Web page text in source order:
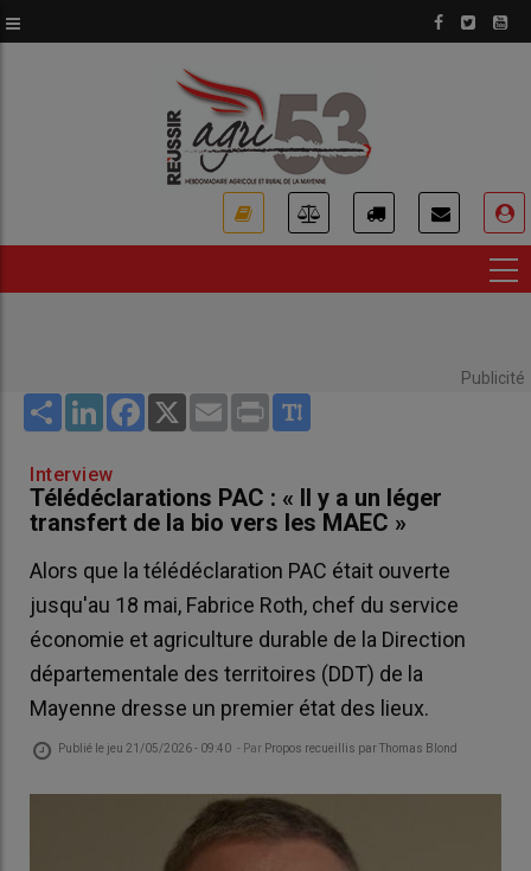
au
Publicité
Share LinkedInFacebook
X Email Print
Interview
Télédéclarations PAC : « Il y a un léger
transfert de la bio vers les MAEC »
Alors que la télédéclaration PAC était ouverte
jusqu'au 18 mai, Fabrice Roth, chef du service
économie et agriculture durable de la Direction
départementale des territoires (DDT) de la
Mayenne dresse un premier état des lieux.
Publié le jeu 21/05/2026 - 09:40 - Par Propos recueillis par Thomas Blond